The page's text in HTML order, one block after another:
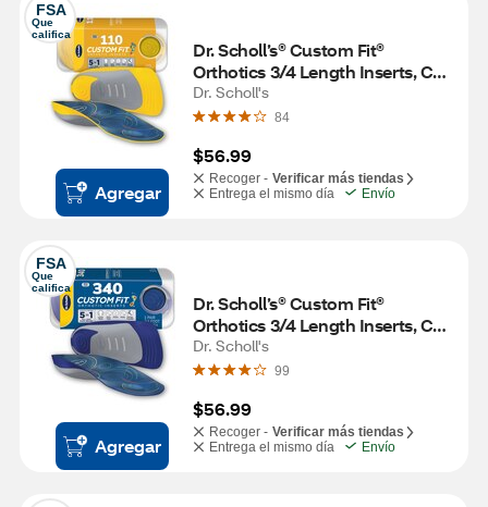
FSA
Que
califica
Agregar
Dr. Scholl’s® Custom Fit®
Orthotics 3/4 Length Inserts, CF
110, Insoles Fit Men & Womens
Shoes
Dr. Scholl's
84
$56.99
Recoger - Verificar más tiendas
Entrega el mismo día
Envío
FSA
Que
califica
Agregar
Dr. Scholl’s® Custom Fit®
Orthotics 3/4 Length Inserts, CF
340, Insoles Fit Men & Womens
Shoes
Dr. Scholl's
99
$56.99
Recoger - Verificar más tiendas
Entrega el mismo día
Envío